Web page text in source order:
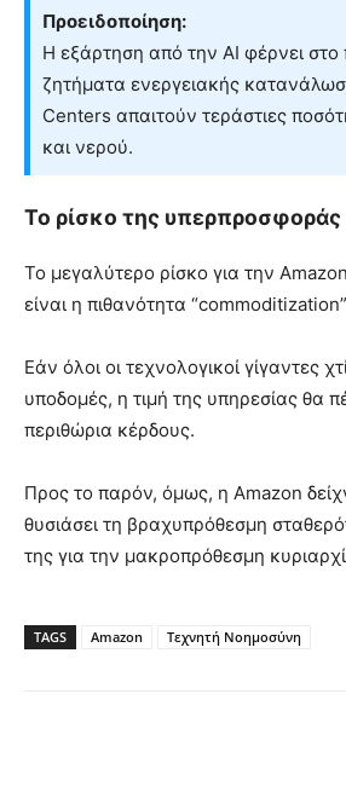
Προειδοποίηση:
Η εξάρτηση από την AI φέρνει στο
ζητήματα ενεργειακής
Centers απαιτούν τεράστιες
και νερού.
Το ρίσκο της υπερπροσφοράς
Το μεγαλύτερο ρίσκο για την
είναι η πιθανότητα
Εάν όλοι οι τεχνολογικοί γίγαντες
υποδομές, η τιμή της υπηρεσίας θα
περιθώρια κέρδους.
Προς το παρόν, όμως, η Amazon
θυσιάσει τη βραχυπρόθεσμη
της για την μακροπρόθεσμη
TAGS Amazon Τεχνητή Νοημοσύνη